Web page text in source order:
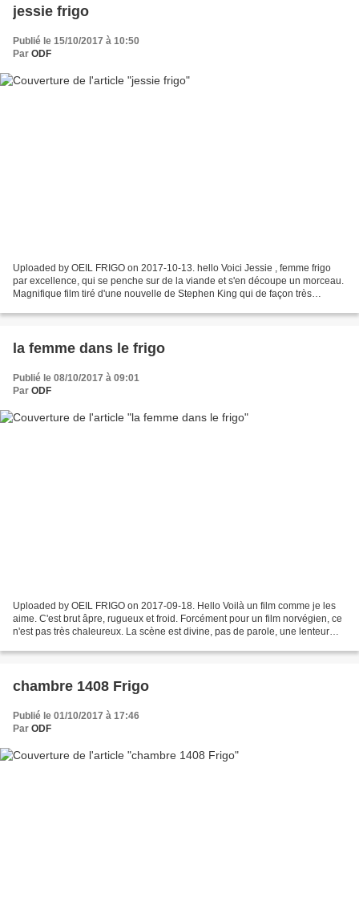
jessie frigo
Publié le 15/10/2017 à 10:50
Par ODF
Uploaded by OEIL FRIGO on 2017-10-13. hello Voici Jessie , femme frigo
par excellence, qui se penche sur de la viande et s'en découpe un morceau.
Magnifique film tiré d'une nouvelle de Stephen King qui de façon très
la femme dans le frigo
Publié le 08/10/2017 à 09:01
Par ODF
Uploaded by OEIL FRIGO on 2017-09-18. Hello Voilà un film comme je les
aime. C'est brut âpre, rugueux et froid. Forcément pour un film norvégien, ce
n'est pas très chaleureux. La scène est divine, pas de parole, une lenteur
chambre 1408 Frigo
Publié le 01/10/2017 à 17:46
Par ODF